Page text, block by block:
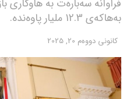
فراوانە سەبارەت بە هاوکاری
به‌هاكه‌ی 12.3 ملیار پاوەنده‌.
كانونی دووه‌م 20, 2025